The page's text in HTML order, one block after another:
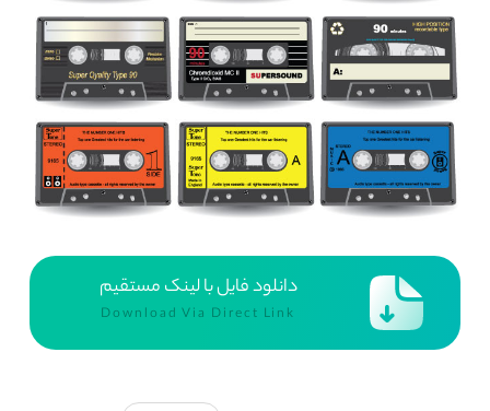
دانلود فایل با لینک مستقیم
Download Via Direct Link